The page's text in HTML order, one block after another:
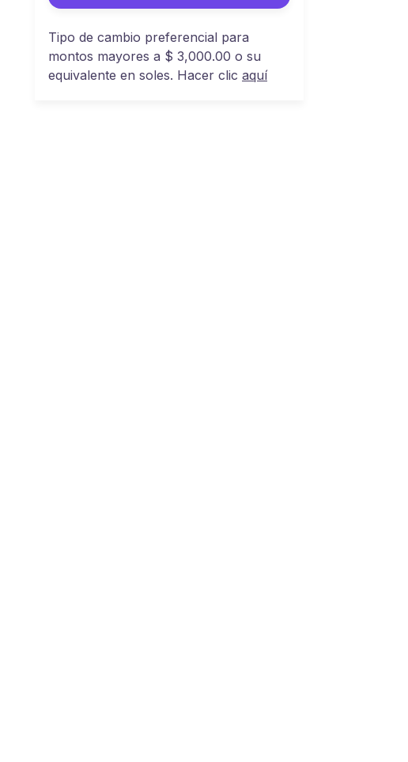
Tipo de cambio preferencial para
montos mayores a $ 3,000.00 o su
equivalente en soles. Hacer clic aquí